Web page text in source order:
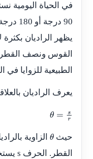
في الحياة اليومية
90
يظهر الراديان
القوس ونصف القطر.
الطبيعية للزوايا في
يعرف الراديان
θ =s r
حيث θالزاوية
القطر. الحرف s